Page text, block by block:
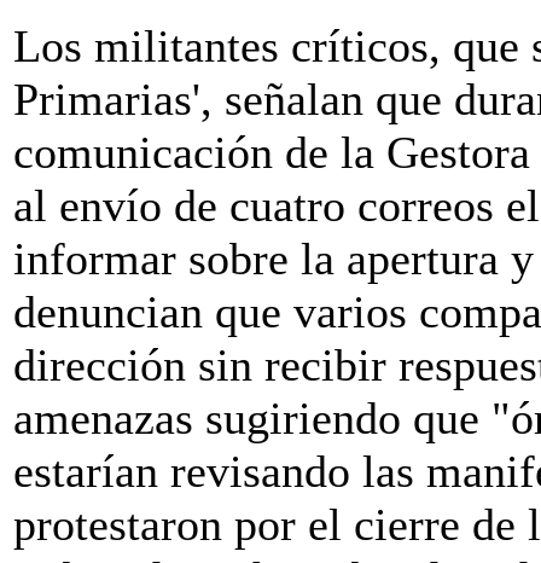
Los militantes críticos, que
Primarias', señalan que
comunicación de la
al envío de cuatro correos
informar sobre la apertura
denuncian que varios
dirección sin recibir
amenazas sugiriendo que
estarían revisando las
protestaron por el cierre de